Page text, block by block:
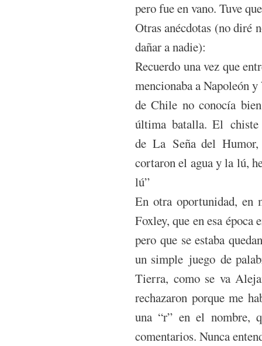
pero fue en vano. Tuve
Otras anécdotas (no diré
dañar a nadie):
Recuerdo una vez que
mencionaba a Napoleón
de Chile no conocía
última batalla. El
de La Seña del
cortaron el agua y la lú,
lú”
En otra oportunidad, en
Foxley, que en esa época
pero que se estaba
un simple juego de
Tierra, como se va
rechazaron porque me
una “r” en el nombre,
comentarios. Nunca